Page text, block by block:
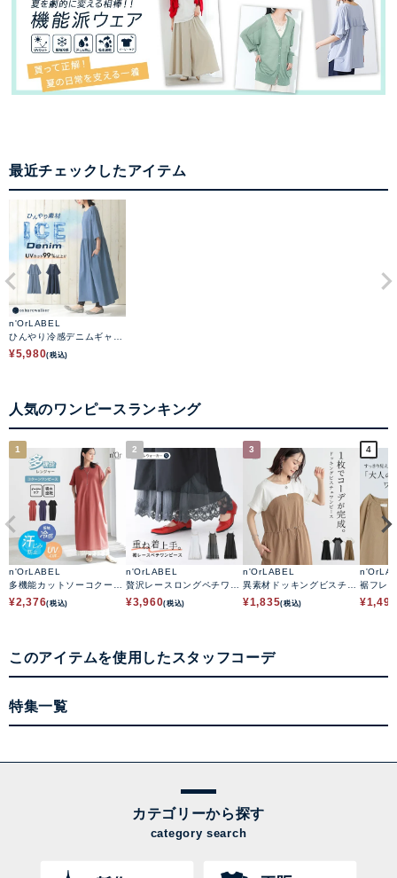
最近チェックしたアイテム
n'OrLABEL
ひんやり冷感デニムギャザ
ーワンピース
¥5,980(税込)
人気のワンピースランキング
1
n'OrLABEL
多機能カットソーコクーン
ワンピース
¥2,376(税込)
2
n'OrLABEL
贅沢レースロングペチワン
ピース
¥3,960(税込)
3
n'OrLABEL
異素材ドッキングビスチェ
ワンピース
¥1,835(税込)
4
裾フレ
ース
¥1,493
このアイテムを使用したスタッフコーデ
特集一覧
カテゴリーから探す
category search